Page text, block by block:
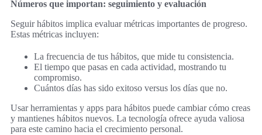
Números que importan: seguimiento y evaluación
Seguir hábitos implica evaluar métricas importantes de progreso.
Estas métricas incluyen:
La frecuencia de tus hábitos, que mide tu consistencia.
El tiempo que pasas en cada actividad, mostrando tu
compromiso.
Cuántos días has sido exitoso versus los días que no.
Usar herramientas y apps para hábitos puede cambiar cómo creas
y mantienes hábitos nuevos. La tecnología ofrece ayuda valiosa
para este camino hacia el crecimiento personal.